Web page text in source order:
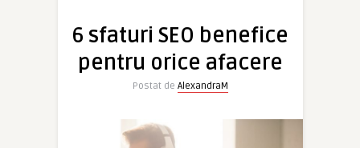
6 sfaturi SEO benefice
pentru orice afacere
Postat de AlexandraM